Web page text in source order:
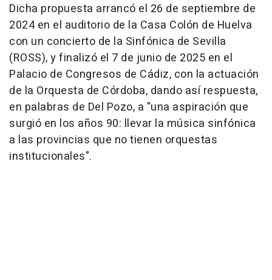
Dicha propuesta arrancó el 26 de septiembre de
2024 en el auditorio de la Casa Colón de Huelva
con un concierto de la Sinfónica de Sevilla
(ROSS), y finalizó el 7 de junio de 2025 en el
Palacio de Congresos de Cádiz, con la actuación
de la Orquesta de Córdoba, dando así respuesta,
en palabras de Del Pozo, a "una aspiración que
surgió en los años 90: llevar la música sinfónica
a las provincias que no tienen orquestas
institucionales".